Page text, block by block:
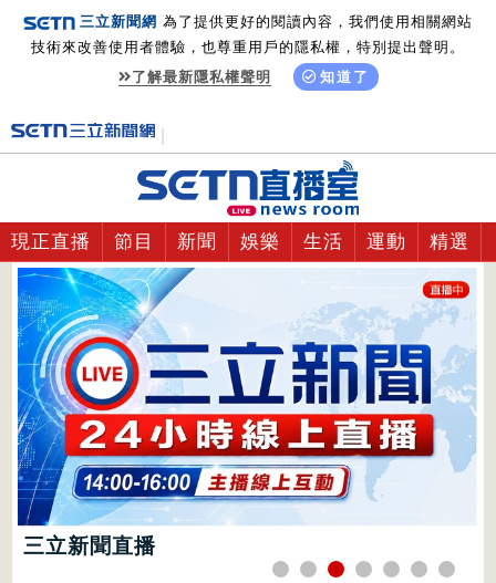
三立新聞網 為了提供更好的閱讀內容，我們使用相關網站
技術來改善使用者體驗，也尊重用戶的隱私權，特別提出聲明。
了解最新隱私權聲明
知道了
現正直播 節目 新聞 娛樂 生活 運動 精選
三立新聞直播
Catch大錢潮 20260808